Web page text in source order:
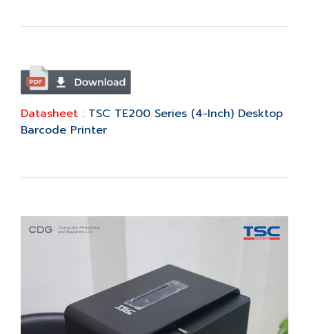
Datasheet : TSC TE200 Series (4-Inch) Desktop
Barcode Printer